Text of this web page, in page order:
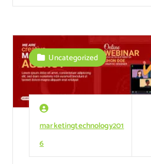
marketingtechnology201
6
Uncategorized